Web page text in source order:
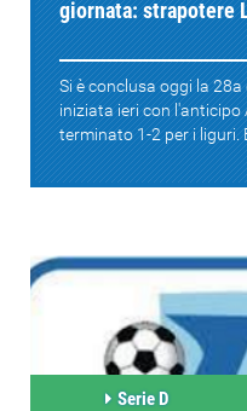
giornata: strapotere
Si è conclusa oggi la
iniziata ieri con l'anticipo
terminato 1-2 per i liguri.
Serie D